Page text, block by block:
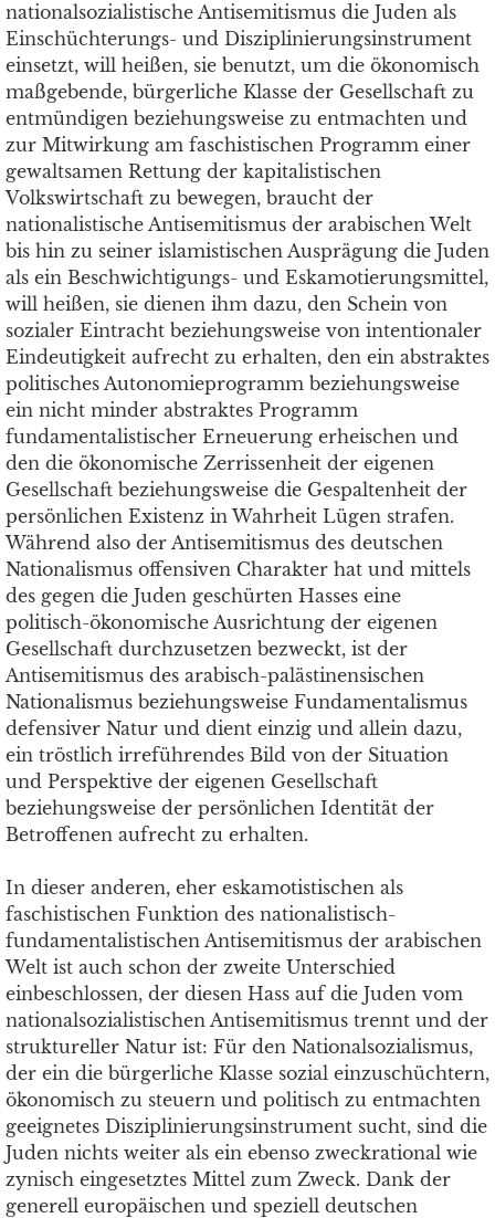
nationalsozialistische Antisemitismus die Juden als
Einschüchterungs- und Disziplinierungsinstrument
einsetzt, will heißen, sie benutzt, um die ökonomisch
maßgebende, bürgerliche Klasse der Gesellschaft zu
entmündigen beziehungsweise zu entmachten und
zur Mitwirkung am faschistischen Programm einer
gewaltsamen Rettung der kapitalistischen
Volkswirtschaft zu bewegen, braucht der
nationalistische Antisemitismus der arabischen Welt
bis hin zu seiner islamistischen Ausprägung die Juden
als ein Beschwichtigungs- und Eskamotierungsmittel,
will heißen, sie dienen ihm dazu, den Schein von
sozialer Eintracht beziehungsweise von intentionaler
Eindeutigkeit aufrecht zu erhalten, den ein abstraktes
politisches Autonomieprogramm beziehungsweise
ein nicht minder abstraktes Programm
fundamentalistischer Erneuerung erheischen und
den die ökonomische Zerrissenheit der eigenen
Gesellschaft beziehungsweise die Gespaltenheit der
persönlichen Existenz in Wahrheit Lügen strafen.
Während also der Antisemitismus des deutschen
Nationalismus offensiven Charakter hat und mittels
des gegen die Juden geschürten Hasses eine
politisch-ökonomische Ausrichtung der eigenen
Gesellschaft durchzusetzen bezweckt, ist der
Antisemitismus des arabisch-palästinensischen
Nationalismus beziehungsweise Fundamentalismus
defensiver Natur und dient einzig und allein dazu,
ein tröstlich irreführendes Bild von der Situation
und Perspektive der eigenen Gesellschaft
beziehungsweise der persönlichen Identität der
Betroffenen aufrecht zu erhalten.
In dieser anderen, eher eskamotistischen als
faschistischen Funktion des nationalistisch-
fundamentalistischen Antisemitismus der arabischen
Welt ist auch schon der zweite Unterschied
einbeschlossen, der diesen Hass auf die Juden vom
nationalsozialistischen Antisemitismus trennt und der
struktureller Natur ist: Für den Nationalsozialismus,
der ein die bürgerliche Klasse sozial einzuschüchtern,
ökonomisch zu steuern und politisch zu entmachten
geeignetes Disziplinierungsinstrument sucht, sind die
Juden nichts weiter als ein ebenso zweckrational wie
zynisch eingesetztes Mittel zum Zweck. Dank der
generell europäischen und speziell deutschen